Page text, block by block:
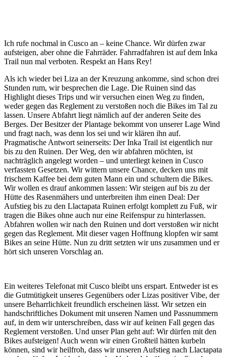
Ich rufe nochmal in Cusco an – keine Chance. Wir dürfen zwar
aufsteigen, aber ohne die Fahrräder. Fahrradfahren ist auf dem Inka
Trail nun mal verboten. Respekt an Hans Rey!
Als ich wieder bei Liza an der Kreuzung ankomme, sind schon drei
Stunden rum, wir besprechen die Lage. Die Ruinen sind das
Highlight dieses Trips und wir versuchen einen Weg zu finden,
weder gegen das Reglement zu verstoßen noch die Bikes im Tal zu
lassen. Unsere Abfahrt liegt nämlich auf der anderen Seite des
Berges. Der Besitzer der Plantage bekommt von unserer Lage Wind
und fragt nach, was denn los sei und wir klären ihn auf.
Pragmatische Antwort seinerseits: Der Inka Trail ist eigentlich nur
bis zu den Ruinen. Der Weg, den wir abfahren möchten, ist
nachträglich angelegt worden – und unterliegt keinen in Cusco
verfassten Gesetzen. Wir wittern unsere Chance, decken uns mit
frischem Kaffee bei dem guten Mann ein und schultern die Bikes.
Wir wollen es drauf ankommen lassen: Wir steigen auf bis zu der
Hütte des Rasenmähers und unterbreiten ihm einen Deal: Der
Aufstieg bis zu den Llactapata Ruinen erfolgt komplett zu Fuß, wir
tragen die Bikes ohne auch nur eine Reifenspur zu hinterlassen.
Abfahren wollen wir nach den Ruinen und dort verstoßen wir nicht
gegen das Reglement. Mit dieser vagen Hoffnung klopfen wir samt
Bikes an seine Hütte. Nun zu dritt setzten wir uns zusammen und er
hört sich unseren Vorschlag an.
Ein weiteres Telefonat mit Cusco bleibt uns erspart. Entweder ist es
die Gutmütigkeit unseres Gegenübers oder Lizas positiver Vibe, der
unsere Beharrlichkeit freundlich erscheinen lässt. Wir setzen ein
handschriftliches Dokument mit unseren Namen und Passnummern
auf, in dem wir unterschreiben, dass wir auf keinen Fall gegen das
Reglement verstoßen. Und unser Plan geht auf: Wir dürfen mit den
Bikes aufsteigen! Auch wenn wir einen Großteil hätten kurbeln
können, sind wir heilfroh, dass wir unseren Aufstieg nach Llactapata